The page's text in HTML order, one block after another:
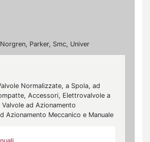
Parker, Smc, Univer
Normalizzate, a Spola, ad
Accessori, Elettrovalvole a
ad Azionamento
Azionamento Meccanico e Manuale